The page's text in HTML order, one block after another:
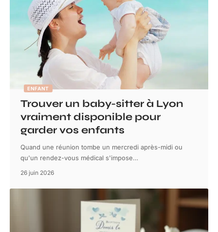
ENFANT
Trouver un baby-sitter à Lyon
vraiment disponible pour
garder vos enfants
Quand une réunion tombe un mercredi après-midi ou
qu'un rendez-vous médical s'impose…
26 juin 2026